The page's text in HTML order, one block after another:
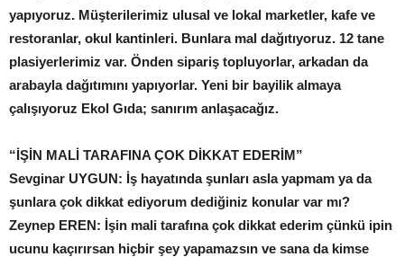
yapıyoruz. Müşterilerimiz ulusal ve lokal marketler, kafe ve
restoranlar, okul kantinleri. Bunlara mal dağıtıyoruz. 12 tane
plasiyerlerimiz var. Önden sipariş topluyorlar, arkadan da
arabayla dağıtımını yapıyorlar. Yeni bir bayilik almaya
çalışıyoruz Ekol Gıda; sanırım anlaşacağız.
“İŞİN MALİ TARAFINA ÇOK DİKKAT EDERİM”
Sevginar UYGUN: İş hayatında şunları asla yapmam ya da
şunlara çok dikkat ediyorum dediğiniz konular var mı?
Zeynep EREN: İşin mali tarafına çok dikkat ederim çünkü ipin
ucunu kaçırırsan hiçbir şey yapamazsın ve sana da kimse